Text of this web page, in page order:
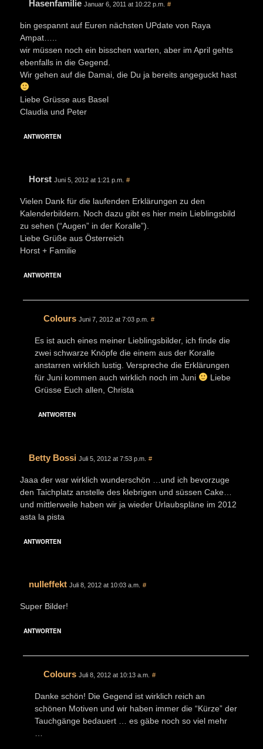
Hasenfamilie Januar 6, 2011 at 10:22 p.m. #
bin gespannt auf Euren nächsten UPdate von Raya
Ampat…..
wir müssen noch ein bisschen warten, aber im April gehts
ebenfalls in die Gegend.
Wir gehen auf die Damai, die Du ja bereits angeguckt hast
Liebe Grüsse aus Basel
Claudia und Peter
ANTWORTEN
Horst Juni 5, 2012 at 1:21 p.m. #
Vielen Dank für die laufenden Erklärungen zu den
Kalenderbildern. Noch dazu gibt es hier mein Lieblingsbild
zu sehen (“Augen” in der Koralle”).
Liebe Grüße aus Österreich
Horst + Familie
ANTWORTEN
Colours Juni 7, 2012 at 7:03 p.m. #
Es ist auch eines meiner Lieblingsbilder, ich finde die
zwei schwarze Knöpfe die einem aus der Koralle
anstarren wirklich lustig. Verspreche die Erklärungen
für Juni kommen auch wirklich noch im Juni
Liebe
Grüsse Euch allen, Christa
ANTWORTEN
Betty Bossi Juli 5, 2012 at 7:53 p.m. #
Jaaa der war wirklich wunderschön …und ich bevorzuge
den Taichplatz anstelle des klebrigen und süssen Cake…
und mittlerweile haben wir ja wieder Urlaubspläne im 2012
asta la pista
ANTWORTEN
nulleffekt Juli 8, 2012 at 10:03 a.m. #
Super Bilder!
ANTWORTEN
Colours Juli 8, 2012 at 10:13 a.m. #
Danke schön! Die Gegend ist wirklich reich an
schönen Motiven und wir haben immer die “Kürze” der
Tauchgänge bedauert … es gäbe noch so viel mehr